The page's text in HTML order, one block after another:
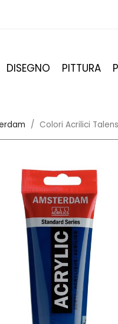
DISEGNO PITTURA
Colori Acrilici